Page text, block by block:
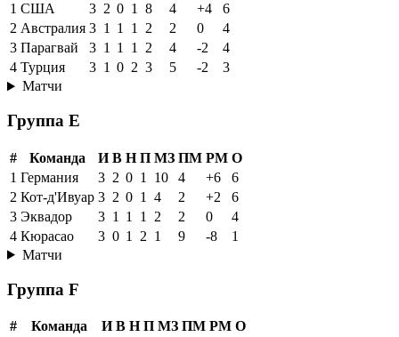
1 США 3 2 0 1 8 4 +4
6
2 Австралия 3 1 1 1 2 2 0
4
3 Парагвай 3 1 1 1 2 4 -2
4
4 Турция 3 1 0 2 3 5 -2
3
Матчи
Группа E
# Команда И В Н П МЗ ПМ РМ О
1 Германия 3 2 0 1 10 4 +6
6
2 Кот-д'Ивуар 3 2 0 1 4 2 +2
6
3 Эквадор 3 1 1 1 2 2 0
4
4 Кюрасао 3 0 1 2 1 9 -8
1
Матчи
Группа F
# Команда И В Н П МЗ ПМ РМ О